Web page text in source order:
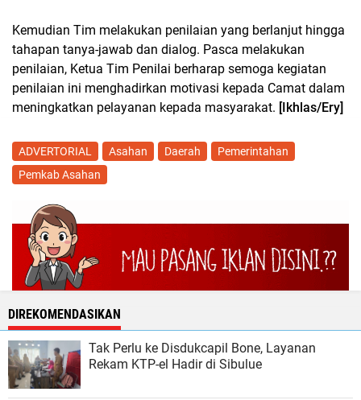
Kemudian Tim melakukan penilaian yang berlanjut hingga
tahapan tanya-jawab dan dialog. Pasca melakukan
penilaian, Ketua Tim Penilai berharap semoga kegiatan
penilaian ini menghadirkan motivasi kepada Camat dalam
meningkatkan pelayanan kepada masyarakat. [Ikhlas/Ery]
ADVERTORIAL Asahan Daerah
Pemerintahan
Pemkab Asahan
DIREKOMENDASIKAN
Tak Perlu ke Disdukcapil Bone, Layanan
Rekam KTP-el Hadir di Sibulue